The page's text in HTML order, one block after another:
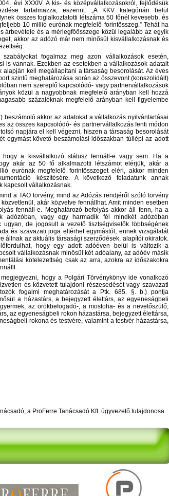
évi XXXIV. A kis- és középvállalkozásokról, fejlődésük
tartalmazza, eszerint: „A KKV kategórián belül
összes foglalkoztatotti létszáma 50 főnél kevesebb, és
10 millió eurónak megfelelő forintösszeg.” Tehát ha
árbevétele és a mérlegfőösszege közül legalább az egyik
akkor az adózó már nem minősül kisvállalkozásnak és
fogalmaz meg azon vállalkozások esetén,
is vannak. Ezekben az esetekben a vállalkozások adatait
kell megállapítani a társaság besorolását. Az éves
szintű meghatározása során az összevont (konszolidált)
nem szereplő kapcsolódó- vagy partnervállalkozások
közül a nagyobbnak megfelelő arányban kell hozzá
százaléknak megfelelő arányban kell figyelembe
akkor az adatokat a vállalkozás nyilvántartásai
az összes kapcsolódó- és partnervállalkozás fenti módon
napjára el kell végezni, hiszen a társaság besorolását
egymást követő beszámolási időszakban túllépi az adott
hogy a kisvállalkozó státusz fennáll-e vagy sem. Ha a
akár az 50 fő alkalmazotti létszámot elérjük, akár a
eurónak megfelelő forintösszeget eléri, akkor minden
készítésére. A következő feladatunk annak
kapcsolt vállalkozásnak.
a TAO törvény, mind az Adózás rendjéről szóló törvény
akár közvetve fennállhat. Amit minden esetben
fennáll-e. Meghatározó befolyás akkor áll fenn, ha a
adózóban, vagy egy harmadik fél mindkét adózóban
de jogosult a vezető tisztségviselők többségének
és szavazati joga eltérhet egymástól, ennek vizsgálatát
állnak az aktuális társasági szerződések, alapítói okiratok.
hogy egy adott adóéven belül is változik a
vállalkozásnak minősül két adóalany, az adóév másik
kötelezettség csak az arra, azokra az időszakokra
hogy a Polgári Törvénykönyv ide vonatkozó
és közvetett tulajdoni részesedését vagy szavazati
fogalmi meghatározását a Ptk. 685. §. b.) pontja
a házastárs, a bejegyzett élettárs, az egyeneságbeli
az örökbefogadó-, a mostoha- és a nevelőszülő,
az egyeneságbeli rokon házastársa, bejegyzett élettársa,
rokona és testvére, valamint a testvér házastársa,
a ProFerre Tanácsadó Kft. ügyvezető tulajdonosa.